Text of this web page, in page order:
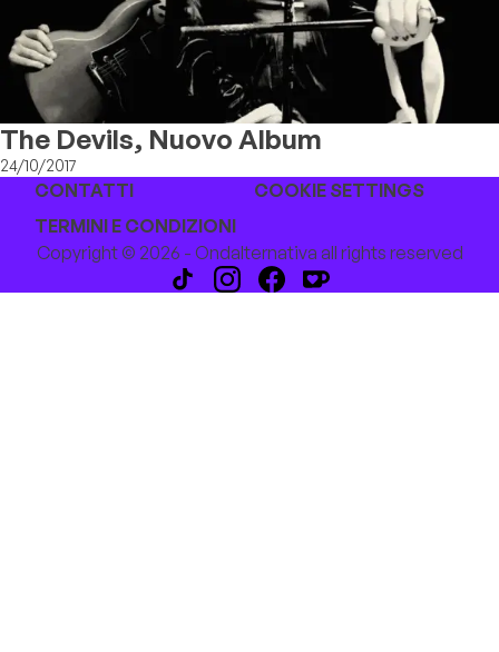
The Devils, Nuovo Album
24/10/2017
CONTATTI
COOKIE SETTINGS
TERMINI E CONDIZIONI
Copyright © 2026 - Ondalternativa all rights reserved